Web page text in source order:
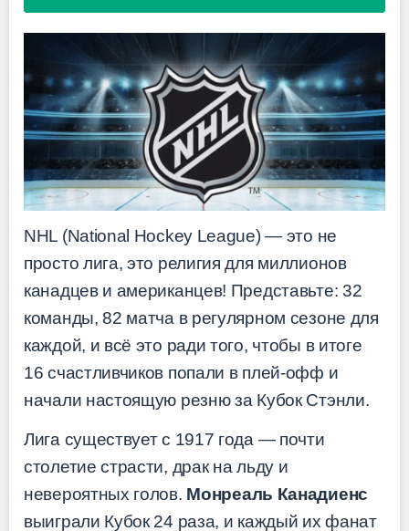
NHL (National Hockey League) — это не
просто лига, это религия для миллионов
канадцев и американцев! Представьте: 32
команды, 82 матча в регулярном сезоне для
каждой, и всё это ради того, чтобы в итоге
16 счастливчиков попали в плей-офф и
начали настоящую резню за Кубок Стэнли.
Лига существует с 1917 года — почти
столетие страсти, драк на льду и
невероятных голов. Монреаль Канадиенс
выиграли Кубок 24 раза, и каждый их фанат